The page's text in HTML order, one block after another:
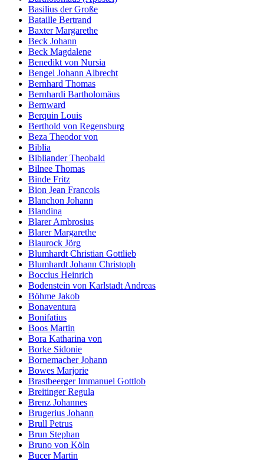
Basilius der Große
Bataille Bertrand
Baxter Margarethe
Beck Johann
Beck Magdalene
Benedikt von Nursia
Bengel Johann Albrecht
Bernhard Thomas
Bernhardi Bartholomäus
Bernward
Berquin Louis
Berthold von Regensburg
Beza Theodor von
Biblia
Bibliander Theobald
Bilnee Thomas
Binde Fritz
Bion Jean Francois
Blanchon Johann
Blandina
Blarer Ambrosius
Blarer Margarethe
Blaurock Jörg
Blumhardt Christian Gottlieb
Blumhardt Johann Christoph
Boccius Heinrich
Bodenstein von Karlstadt Andreas
Böhme Jakob
Bonaventura
Bonifatius
Boos Martin
Bora Katharina von
Borke Sidonie
Bornemacher Johann
Bowes Marjorie
Brastbeerger Immanuel Gottlob
Breitinger Regula
Brenz Johannes
Brugerius Johann
Brull Petrus
Brun Stephan
Bruno von Köln
Bucer Martin